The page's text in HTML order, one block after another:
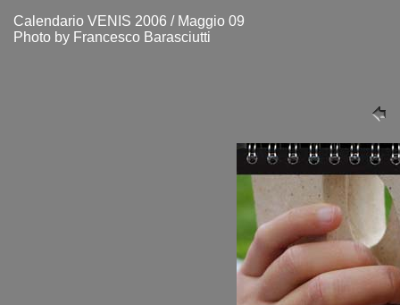
Calendario VENIS 2006 / Maggio 09
Photo by Francesco Barasciutti